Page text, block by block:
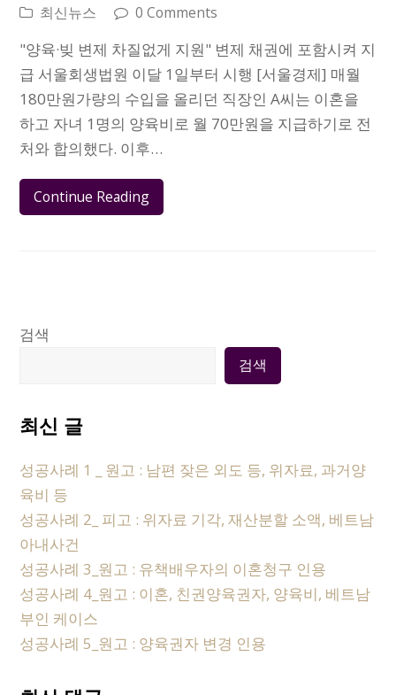
최신뉴스
0 Comments
"양육·빚 변제 차질없게 지원" 변제 채권에 포함시켜 지
급 서울회생법원 이달 1일부터 시행 [서울경제] 매월
180만원가량의 수입을 올리던 직장인 A씨는 이혼을
하고 자녀 1명의 양육비로 월 70만원을 지급하기로 전
처와 합의했다. 이후…
Continue Reading
검색
검색
최신 글
성공사례 1 _ 원고 : 남편 잦은 외도 등, 위자료, 과거양
육비 등
성공사례 2_ 피고 : 위자료 기각, 재산분할 소액, 베트남
아내사건
성공사례 3_원고 : 유책배우자의 이혼청구 인용
성공사례 4_원고 : 이혼, 친권양육권자, 양육비, 베트남
부인 케이스
성공사례 5_원고 : 양육권자 변경 인용